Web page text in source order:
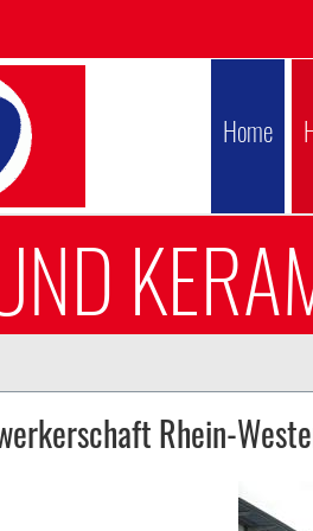
Home
Rhein-